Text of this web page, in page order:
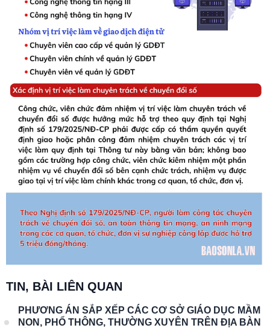
TIN, BÀI LIÊN QUAN
PHƯƠNG ÁN SẮP XẾP CÁC CƠ SỞ GIÁO DỤC MẦM
NON, PHỔ THÔNG, THƯỜNG XUYÊN TRÊN ĐỊA BÀN